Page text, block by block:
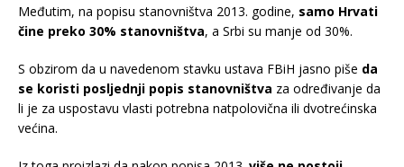
Međutim, na popisu stanovništva 2013. godine, samo Hrvati
čine preko 30% stanovništva, a Srbi su manje od 30%.
S obzirom da u navedenom stavku ustava FBiH jasno piše da
se koristi posljednji popis stanovništva za određivanje da
li je za uspostavu vlasti potrebna natpolovična ili dvotrećinska
većina.